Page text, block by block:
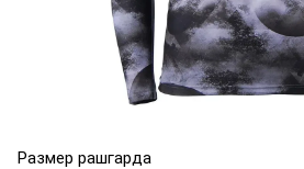
Размер рашгарда